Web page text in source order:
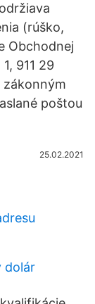
(rúško,
Obchodnej
911 29
zákonným
poštou
25.02.2021
dolár